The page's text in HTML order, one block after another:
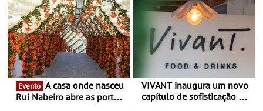
gastronomia mediterrânica,
cocktails de assinatura e
música
Evento
Rui Nabeiro abre as portas
VIVANT inaugura um novo
capítulo de sofisticação no